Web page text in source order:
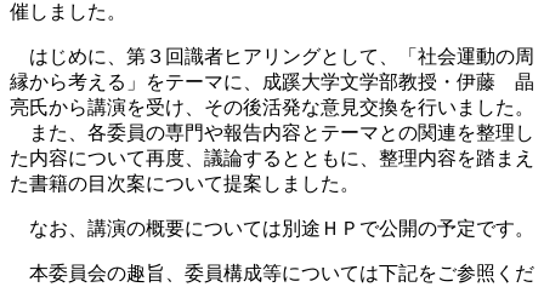
催しました。
はじめに、第３回識者ヒアリングとして、「社会運動の周
縁から考える」をテーマに、成蹊大学文学部教授・伊藤 晶
亮氏から講演を受け、その後活発な意見交換を行いました。
また、各委員の専門や報告内容とテーマとの関連を整理し
た内容について再度、議論するとともに、整理内容を踏まえ
た書籍の目次案について提案しました。
なお、講演の概要については別途ＨＰで公開の予定です。
本委員会の趣旨、委員構成等については下記をご参照くだ